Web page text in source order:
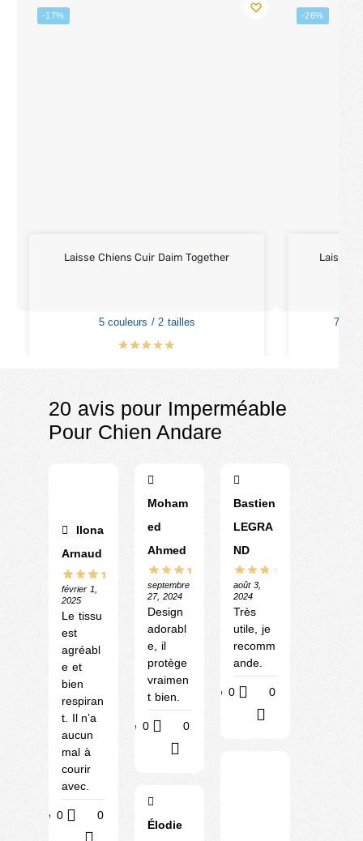
-17%
Laisse Chiens Cuir Daim Together
5 couleurs / 2 tailles
-26%
Laisse
7
20 avis pour Imperméable
Pour Chien Andare
Ilona
Arnaud
février 1,
2025
Le tissu
est
agréabl
e et
bien
respiran
t. Il n’a
aucun
mal à
courir
avec.
Utile 0 0
Moham
ed
Ahmed
septembre
27, 2024
Design
adorabl
e, il
protège
vraimen
t bien.
Utile 0 0
Élodie
Bastien
LEGRA
ND
août 3,
2024
Très
utile, je
recomm
ande.
Utile 0 0